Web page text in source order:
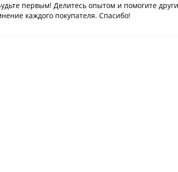
первым! Делитесь опытом и помогите
каждого покупателя. Спасибо!